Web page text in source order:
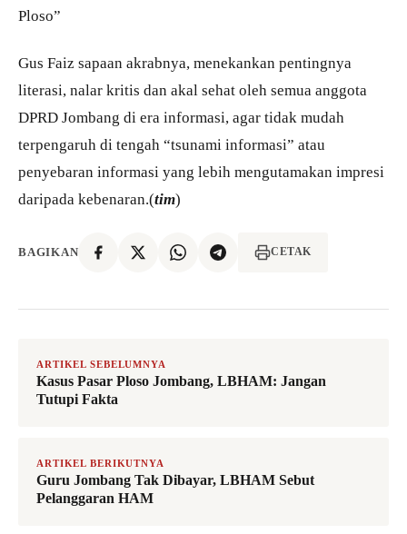
Ploso”
Gus Faiz sapaan akrabnya, menekankan pentingnya
literasi, nalar kritis dan akal sehat oleh semua anggota
DPRD Jombang di era informasi, agar tidak mudah
terpengaruh di tengah “tsunami informasi” atau
penyebaran informasi yang lebih mengutamakan impresi
daripada kebenaran.(tim)
BAGIKAN CETAK
ARTIKEL SEBELUMNYA
Kasus Pasar Ploso Jombang, LBHAM: Jangan
Tutupi Fakta
ARTIKEL BERIKUTNYA
Guru Jombang Tak Dibayar, LBHAM Sebut
Pelanggaran HAM